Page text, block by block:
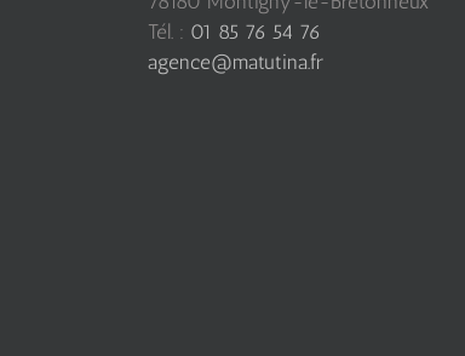
Tél. : 01 85 76 54 76
agence@matutina.fr